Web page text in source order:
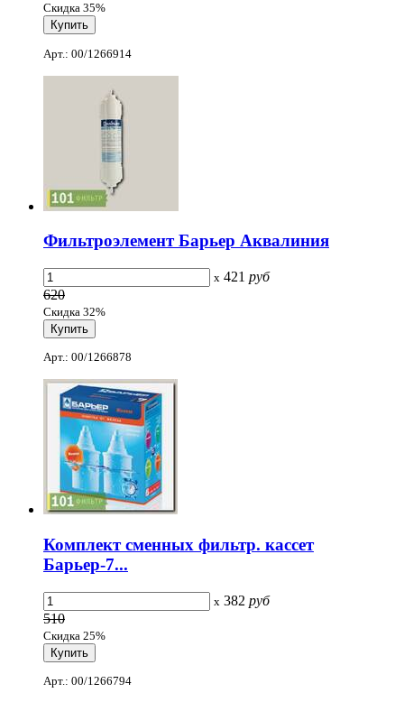
Скидка 35%
Арт.: 00/1266914
Фильтроэлемент Барьер Аквалиния
x 421 руб
620
Скидка 32%
Арт.: 00/1266878
Комплект сменных фильтр. кассет
Барьер-7...
x 382 руб
510
Скидка 25%
Арт.: 00/1266794